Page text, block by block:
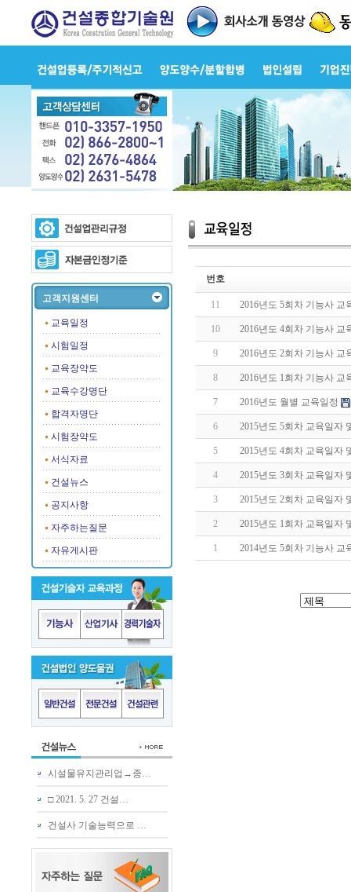
고객지원센터
교육일정
시험일정
교육장약도
교육수강명단
합격자명단
시험장약도
서식자료
건설뉴스
공지사항
자주하는질문
자유게시판
시설물유지관리업→종…
□ 2021. 5. 27 건설…
건설사 기술능력으로 …
번호
11 2016년도 5회차 기능사 교
10 2016년도 4회차 기능사 교
9 2016년도 2회차 기능사 교
8 2016년도 1회차 기능사 교
7 2016년도 월별 교육일정
6 2015년도 5회차 교육일자
5 2015년도 4회차 교육일자
4 2015년도 3회차 교육일자
3 2015년도 2회차 교육일자
2 2015년도 1회차 교육일자
1 2014년도 5회차 기능사 교